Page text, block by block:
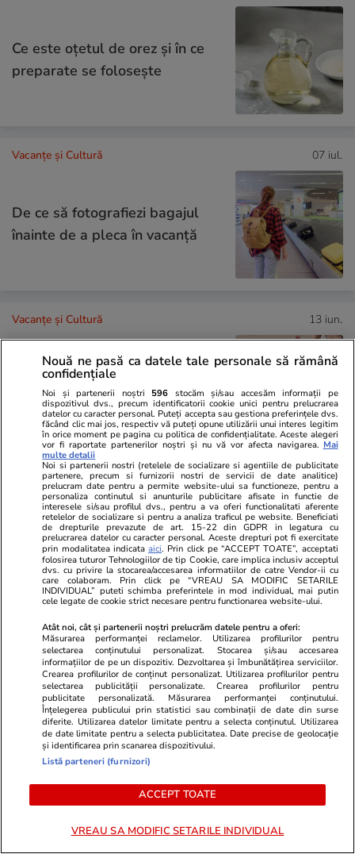
Ce este oțetul de orez și în ce
preparate se folosește
Vacanțe și Cultură 07 iul.
De ce să fotografiezi bagajul
înainte de a pleca în vacanță
Vacanțe și Cultură 13 iun.
Ce să iei cu tine în vacanță: lista
completă de lucruri esențiale
Analiză
Știri România 19:00
De ce apar adicțiile și cum pot fi
depășite. Gabriela Bălan,
psiholog: „Discuția despre
substanțe nu trebuie să fie un
eveniment unic, ci un dialog
Știri România 18:28
Val de procese câștigate de
ceferiști: Instanțele obligă la
recalcularea pensiilor pentru
condiții speciale de muncă la
CFR
Știri România
Nouă ne pasă ca datele tale personale să rămână
confidențiale
Noi și partenerii noștri 596 stocăm și/sau accesăm informații pe
dispozitivul dvs., precum identificatorii cookie unici pentru prelucrarea
datelor cu caracter personal. Puteți accepta sau gestiona preferințele dvs.
făcând clic mai jos, respectiv vă puteți opune utilizării unui interes legitim
în orice moment pe pagina cu politica de confidențialitate. Aceste alegeri
vor fi raportate partenerilor noștri și nu vă vor afecta navigarea. Mai
multe detalii
Noi si partenerii nostri (retelele de socializare si agentiile de publicitate
partenere, precum si furnizorii nostri de servicii de date analitice)
prelucram date pentru a permite website-ului sa functioneze, pentru a
personaliza continutul si anunturile publicitare afisate in functie de
interesele si/sau profilul dvs., pentru a va oferi functionalitati aferente
retelelor de socializare si pentru a analiza traficul pe website. Beneficiati
de drepturile prevazute de art. 15-22 din GDPR in legatura cu
prelucrarea datelor cu caracter personal. Aceste drepturi pot fi exercitate
prin modalitatea indicataaici. Prin click pe “ACCEPT TOATE”, acceptati
folosirea tuturor Tehnologiilor de tip Cookie, care implica inclusiv acceptul
dvs. cu privire la stocarea/accesarea informatiilor de catre Vendor-ii cu
care colaboram. Prin click pe “VREAU SA MODIFIC SETARILE
INDIVIDUAL” puteti schimba preferintele in mod individual, mai putin
cele legate de cookie strict necesare pentru functionarea website-ului.
Atât noi, cât și partenerii noștri prelucrăm datele pentru a oferi:
Măsurarea performanței reclamelor. Utilizarea profilurilor pentru
selectarea conținutului personalizat. Stocarea și/sau accesarea
informațiilor de pe un dispozitiv. Dezvoltarea și îmbunătățirea serviciilor.
Crearea profilurilor de conținut personalizat. Utilizarea profilurilor pentru
selectarea publicității personalizate. Crearea profilurilor pentru
publicitate personalizată. Măsurarea performanței conținutului.
Înțelegerea publicului prin statistici sau combinații de date din surse
diferite. Utilizarea datelor limitate pentru a selecta conținutul. Utilizarea
de date limitate pentru a selecta publicitatea. Date precise de geolocație
și identificarea prin scanarea dispozitivului.
Listă parteneri (furnizori)
ACCEPT TOATE
VREAU SA MODIFIC SETARILE INDIVIDUAL